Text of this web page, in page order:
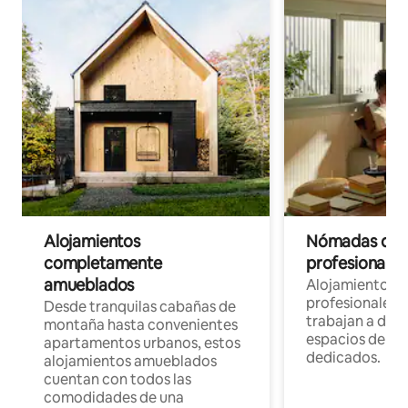
Alojamientos
completamente
amueblados
Desde tranquilas cabañas de
montaña hasta convenientes
apartamentos urbanos, estos
alojamientos amueblados
cuentan con todos las
comodidades de una
Nómadas
Alojamientos
profesionales
trabajan a
espacios de
dedicados.